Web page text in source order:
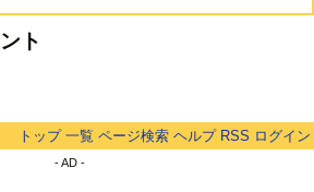
ト
トップ 一覧 ページ検索 ヘルプ RSS ログイン
- AD -